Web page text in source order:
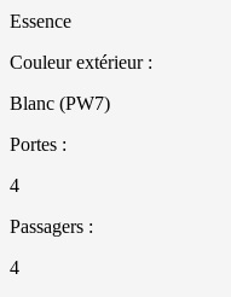
Essence
Couleur extérieur :
Blanc (PW7)
Portes :
4
Passagers :
4